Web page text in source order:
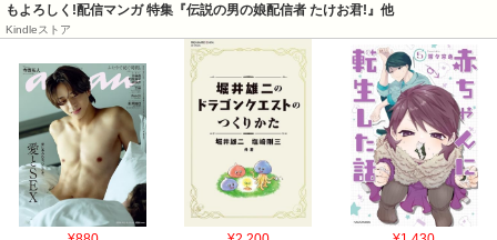
もよろしく!配信マンガ 特集『伝説の男の娘配信者 たけお君!』他
Kindleストア